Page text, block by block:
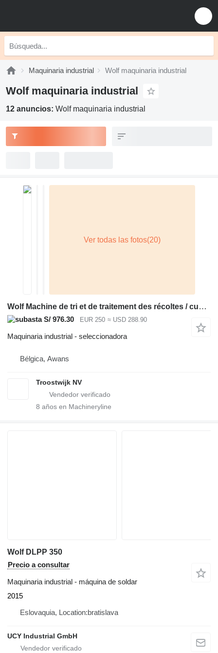
Maquinaria industrial Wolf maquinaria industrial
Wolf maquinaria industrial
12 anuncios: Wolf maquinaria industrial
Wolf Machine de tri et de traitement des récoltes / cueilleuse de Hou
S/ 976.30 EUR 250 ≈ USD 288.90
Maquinaria industrial - seleccionadora
Bélgica, Awans
Troostwijk NV
8 años en Machineryline
Wolf DLPP 350
Precio a consultar
Maquinaria industrial - máquina de soldar
2015
Eslovaquia, Location:bratislava
UCY Industrial GmbH